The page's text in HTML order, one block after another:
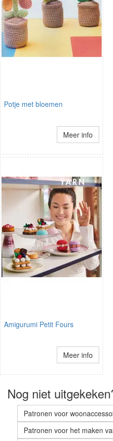
Potje met bloemen
Meer info
Amigurumi Petit Fours
Meer info
Nog niet
Patronen voor
Patronen voor het maken